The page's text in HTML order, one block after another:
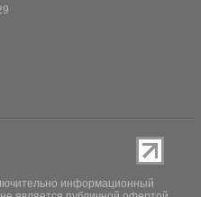
информационный